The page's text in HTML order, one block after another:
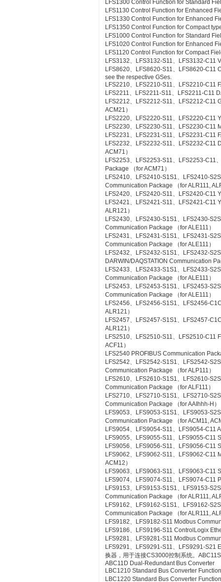
LFS1300 Control Function for Standard
LFS1130 Control Function for Enhanced
LFS1330 Control Function for Enhanced
LFS1350 Control Function for Compact
LFS1000 Control Function for Standard
LFS1020 Control Function for Enhanced
LFS1120 Control Function for Compact
LFS3132、LFS3132-S11、LFS3132-C11
LFS8620、LFS8620-S11、LFS8620-C11
see the respective GSes.
LFS2210、LFS2210-S11、LFS2210-C11
LFS2211、LFS2211-S11、LFS2211-C11
LFS2212、LFS2212-S11、LFS2212-C11
ACM21）
LFS2220、LFS2220-S11、LFS2220-C11
LFS2230、LFS2230-S11、LFS2230-C11
LFS2231、LFS2231-S11、LFS2231-C11
LFS2232、LFS2232-S11、LFS2232-C11
ACM71）
LFS2253、LFS2253-S11、LFS2253-C11
Package （for ACM71）
LFS2410、LFS2410-S1S1、LFS2410-
Communication Package （for ALR111,
LFS2420、LFS2420-S11、LFS2420-C11
LFS2421、LFS2421-S11、LFS2421-C11
ALR121）
LFS2430、LFS2430-S1S1、LFS2430-
Communication Package （for ALE111）
LFS2431、LFS2431-S1S1、LFS2431-
Communication Package （for ALE111）
LFS2432、LFS2432-S1S1、LFS2432-
DARWIN/DAQSTATION Communication
LFS2433、LFS2433-S1S1、LFS2433-
Communication Package （for ALE111）
LFS2453、LFS2453-S1S1、LFS2453-
Communication Package （for ALE111）
LFS2456、LFS2456-S1S1、LFS2456-
ALR121）
LFS2457、LFS2457-S1S1、LFS2457-
ALR121）
LFS2510、LFS2510-S11、LFS2510-C11
ACF11）
LFS2540 PROFIBUS Communication
LFS2542、LFS2542-S1S1、LFS2542-
Communication Package （for ALP111）
LFS2610、LFS2610-S1S1、LFS2610-
Communication Package （for ALF111）
LFS2710、LFS2710-S1S1、LFS2710-
Communication Package （for AAIhhh-H）
LFS9053、LFS9053-S1S1、LFS9053-
Communication Package （for ACM11,
LFS9054、LFS9054-S11、LFS9054-C11
LFS9055、LFS9055-S11、LFS9055-C11
LFS9056、LFS9056-S11、LFS9056-C11
LFS9062、LFS9062-S11、LFS9062-C11
ACM12）
LFS9063、LFS9063-S11、LFS9063-C11
LFS9074、LFS9074-S11、LFS9074-C11
LFS9153、LFS9153-S1S1、LFS9153-
Communication Package （for ALR111,
LFS9162、LFS9162-S1S1、LFS9162-
Communication Package （for ALR111,
LFS9182、LFS9182-S11 Modbus
LFS9186、LFS9196-S11 ControlLogix
LFS9281、LFS9281-S11 Modbus
LFS9291、LFS9291-S11、LFS9291-S21
换器，用于连接CS3000控制系统。
ABC11D Dual-Redundant Bus Converter
LBC1210 Standard Bus Converter
LBC1220 Standard Bus Converter